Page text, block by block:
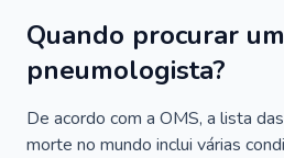
Quando procurar um
pneumologista?
De acordo com a OMS, a lista
morte no mundo inclui várias